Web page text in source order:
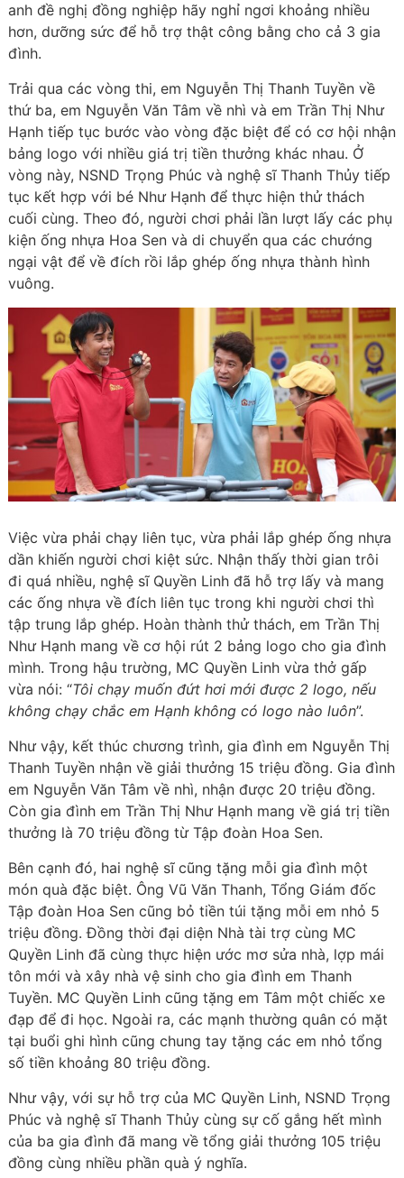
anh đề nghị đồng nghiệp hãy nghỉ ngơi khoảng nhiều
hơn, dưỡng sức để hỗ trợ thật công bằng cho cả 3 gia
đình.
Trải qua các vòng thi, em Nguyễn Thị Thanh Tuyền về
thứ ba, em Nguyễn Văn Tâm về nhì và em Trần Thị Như
Hạnh tiếp tục bước vào vòng đặc biệt để có cơ hội nhận
bảng logo với nhiều giá trị tiền thưởng khác nhau. Ở
vòng này, NSND Trọng Phúc và nghệ sĩ Thanh Thủy tiếp
tục kết hợp với bé Như Hạnh để thực hiện thử thách
cuối cùng. Theo đó, người chơi phải lần lượt lấy các phụ
kiện ống nhựa Hoa Sen và di chuyển qua các chướng
ngại vật để về đích rồi lắp ghép ống nhựa thành hình
vuông.
Việc vừa phải chạy liên tục, vừa phải lắp ghép ống nhựa
dần khiến người chơi kiệt sức. Nhận thấy thời gian trôi
đi quá nhiều, nghệ sĩ Quyền Linh đã hỗ trợ lấy và mang
các ống nhựa về đích liên tục trong khi người chơi thì
tập trung lắp ghép. Hoàn thành thử thách, em Trần Thị
Như Hạnh mang về cơ hội rút 2 bảng logo cho gia đình
mình. Trong hậu trường, MC Quyền Linh vừa thở gấp
vừa nói: “Tôi chạy muốn đứt hơi mới được 2 logo, nếu
không chạy chắc em Hạnh không có logo nào luôn”.
Như vậy, kết thúc chương trình, gia đình em Nguyễn Thị
Thanh Tuyền nhận về giải thưởng 15 triệu đồng. Gia đình
em Nguyễn Văn Tâm về nhì, nhận được 20 triệu đồng.
Còn gia đình em Trần Thị Như Hạnh mang về giá trị tiền
thưởng là 70 triệu đồng từ Tập đoàn Hoa Sen.
Bên cạnh đó, hai nghệ sĩ cũng tặng mỗi gia đình một
món quà đặc biệt. Ông Vũ Văn Thanh, Tổng Giám đốc
Tập đoàn Hoa Sen cũng bỏ tiền túi tặng mỗi em nhỏ 5
triệu đồng. Đồng thời đại diện Nhà tài trợ cùng MC
Quyền Linh đã cùng thực hiện ước mơ sửa nhà, lợp mái
tôn mới và xây nhà vệ sinh cho gia đình em Thanh
Tuyền. MC Quyền Linh cũng tặng em Tâm một chiếc xe
đạp để đi học. Ngoài ra, các mạnh thường quân có mặt
tại buổi ghi hình cũng chung tay tặng các em nhỏ tổng
số tiền khoảng 80 triệu đồng.
Như vậy, với sự hỗ trợ của MC Quyền Linh, NSND Trọng
Phúc và nghệ sĩ Thanh Thủy cùng sự cố gắng hết mình
của ba gia đình đã mang về tổng giải thưởng 105 triệu
đồng cùng nhiều phần quà ý nghĩa.